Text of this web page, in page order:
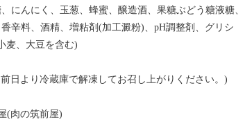
にんにく、玉葱、蜂蜜、醸造酒、果糖ぶどう糖液糖、
辛料、酒精、増粘剤(加工澱粉)、pH調整剤、グリシ
麦、大豆を含む)
日より冷蔵庫で解凍してお召し上がりください。)
(肉の筑前屋)